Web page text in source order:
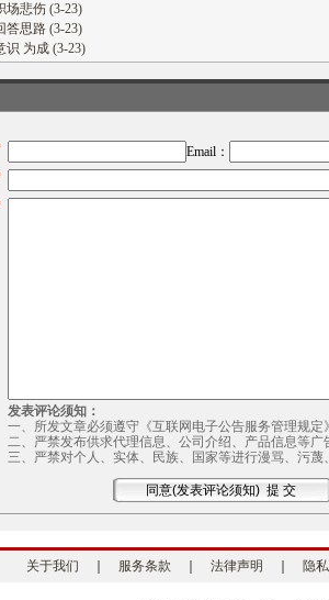
场悲伤 (3-23)
答思路 (3-23)
识 为成 (3-23)
Email：
发表评论须知：
一、所发文章必须遵守《互联网电子公告服务管理规定
二、严禁发布供求代理信息、公司介绍、产品信息等广
三、严禁对个人、实体、民族、国家等进行漫骂、污蔑
关于我们 服务条款 法律声明 隐